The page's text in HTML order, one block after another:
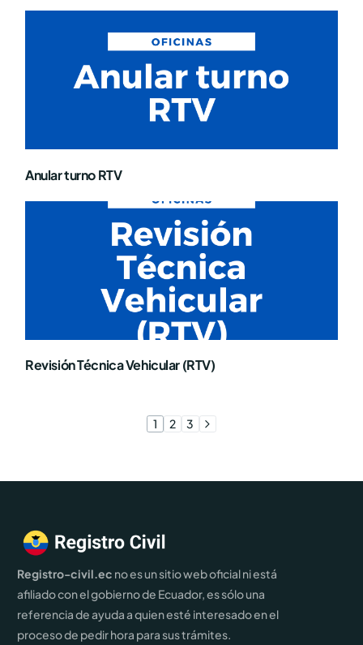
Anular turno RTV
Revisión Técnica Vehicular (RTV)
1 2 3
Registro-civil.ec no es un sitio web oficial ni está
afiliado con el gobierno de Ecuador, es sólo una
referencia de ayuda a quien esté interesado en el
proceso de pedir hora para sus trámites.